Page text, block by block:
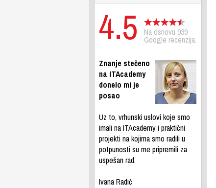
4.5 Na osnovu 939
Google recenzija.
Znanje stečeno
na ITAcademy
donelo mi je
posao
Uz to, vrhunski uslovi koje smo
imali na ITAcademy i praktični
projekti na kojima smo radili u
potpunosti su me pripremili za
uspešan rad.
Ivana Radić